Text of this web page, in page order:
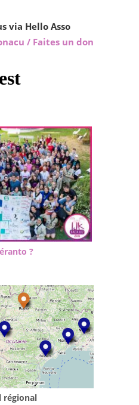
via Hello Asso
/ Faites un don
?
régional